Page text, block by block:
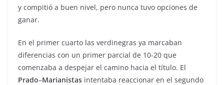
y compitió a buen nivel, pero nunca tuvo opciones de
ganar.
En el primer cuarto las verdinegras ya marcaban
diferencias con un primer parcial de 10-20 que
comenzaba a despejar el camino hacia el título. El
Prado–Marianistas intentaba reaccionar en el segundo